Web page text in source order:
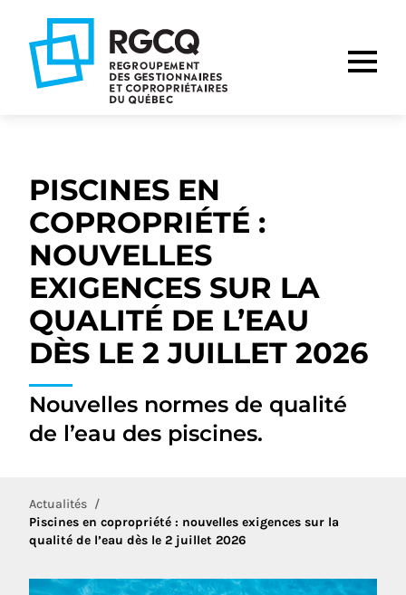
navigation
principale
contenu
PISCINES EN
COPROPRIÉTÉ :
NOUVELLES
EXIGENCES SUR LA
QUALITÉ DE L’EAU
DÈS LE 2 JUILLET 2026
Nouvelles normes de qualité
de l’eau des piscines.
Actualités
Piscines en copropriété : nouvelles exigences sur la
qualité de l’eau dès le 2 juillet 2026